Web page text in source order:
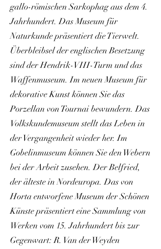
gallo-römischen Sarkophag aus dem 4.
Jahrhundert. Das Museum für
Naturkunde präsentiert die Tierwelt.
Überbleibsel der englischen Besetzung
sind der Hendrik-VIII-Turm und das
Waffenmuseum. Im neuen Museum für
dekorative Kunst können Sie das
Porzellan von Tournai bewundern. Das
Volkskundemuseum stellt das Leben in
der Vergangenheit wieder her. Im
Gobelinmuseum können Sie den Webern
bei der Arbeit zusehen. Der Belfried,
der älteste in Nordeuropa. Das von
Horta entworfene Museum der Schönen
Künste präsentiert eine Sammlung von
Werken vom 15. Jahrhundert bis zur
Gegenwart: R. Van der Weyden